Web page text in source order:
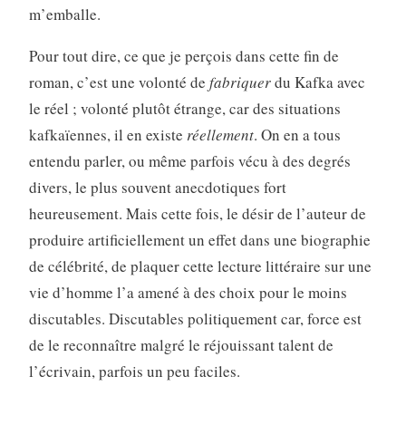
m’emballe.
Pour tout dire, ce que je perçois dans cette fin de
roman, c’est une volonté de fabriquerdu Kafka avec
le réel ; volonté plutôt étrange, car des situations
kafkaïennes, il en existe réellement. On en a tous
entendu parler, ou même parfois vécu à des degrés
divers, le plus souvent anecdotiques fort
heureusement. Mais cette fois, le désir de l’auteur de
produire artificiellement un effet dans une biographie
de célébrité, de plaquer cette lecture littéraire sur une
vie d’homme l’a amené à des choix pour le moins
discutables. Discutables politiquement car, force est
de le reconnaître malgré le réjouissant talent de
l’écrivain, parfois un peu faciles.